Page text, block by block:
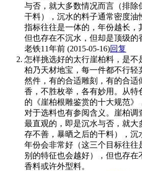
与否，就大多数情况而言（排除
干料），沉水的料子通常密度油
指标往往是一体的，年份越长，
但也存在不沉水，但却是顶级的
老铁11年前 (2015-05-16)回复
怎样挑选好的太行崖柏料，是不
柏乃天材地宝，每一件都不行轻
然件，有的合适雕刻，有的合适
香，不胜枚举，各有妙用。从特
的《崖柏根雕鉴赏的十大规范》
对于选料也有参阅含义。崖柏调
最直观的，即是沉水与否，就大
存不善，暴晒之后的干料），沉
年份会非常好（这三个目标往往
别的特征也会越好），但也存在
香料或许外型料。